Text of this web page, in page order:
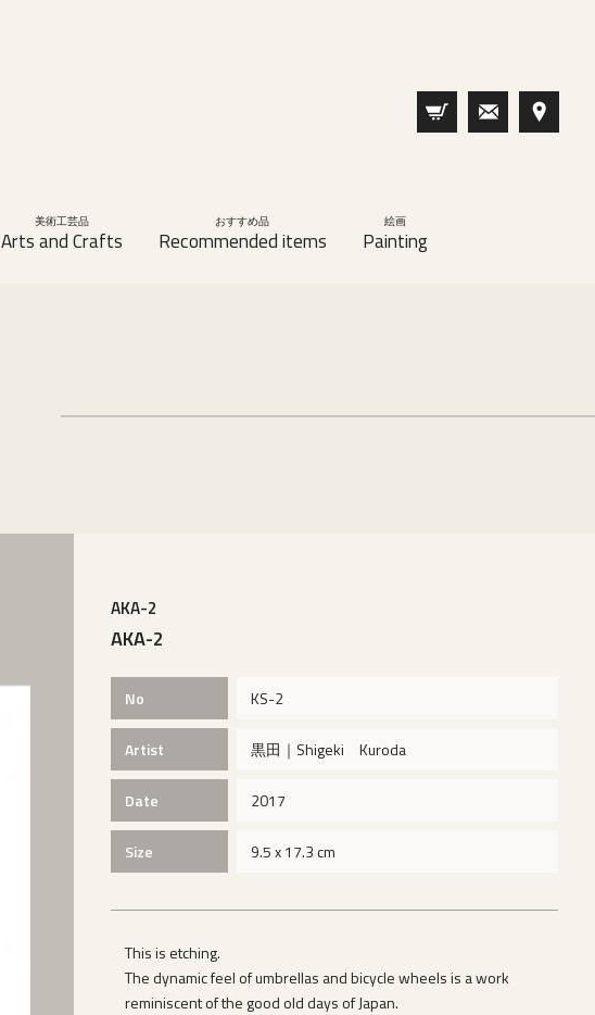
美術工芸品
Arts and Crafts
おすすめ品
Recommended items
絵画
Painting
AKA-2
AKA-2
No KS-2
Artist 黒田｜Shigeki Kuroda
Date 2017
Size 9.5 x 17.3 cm
This is etching.
The dynamic feel of umbrellas and bicycle wheels is a work
reminiscent of the good old days of Japan.